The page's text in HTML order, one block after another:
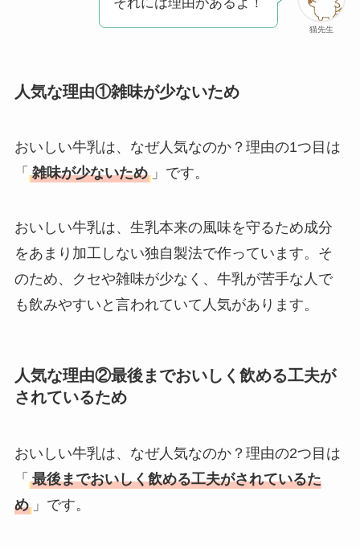
人気？安く買える方
法も解説！
なぜ高い？なぜ人
The Rowはなぜ高
方法も解説！
猫先生
人気な理由①雑味が少ないため
おいしい牛乳は、なぜ人気なのか？理由の1つ目は
「 雑味が少ないため 」です。
おいしい牛乳は、生乳本来の風味を守るため成分
をあまり加工しない独自製法で作っています。そ
のため、クセや雑味が少なく、牛乳が苦手な人で
も飲みやすいと言われていて人気があります。
人気な理由②最後までおいしく飲める工夫が
されているため
おいしい牛乳は、なぜ人気なのか？理由の2つ目は
「 最後までおいしく飲める工夫がされているた
め 」です。